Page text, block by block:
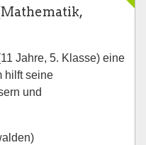
Jahre, 5. Klasse) eine
hilft seine
und